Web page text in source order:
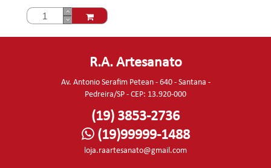
R.A. Artesanato
Av. Antonio Serafim Petean - 640 - Santana -
Pedreira/SP - CEP: 13.920-000
(19) 3853-2736
(19)99999-1488
loja.raartesanato@gmail.com